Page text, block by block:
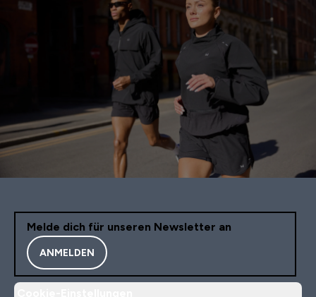
Melde dich für unseren Newsletter an
ANMELDEN